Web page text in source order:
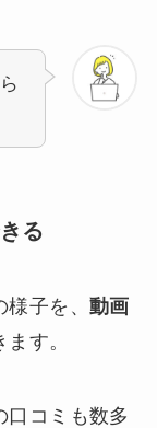
る
子を、 動画
す。
口コミも数多